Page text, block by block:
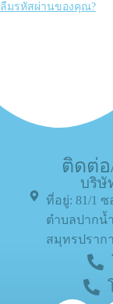
ลืมรหัสผ่านของคุณ?
ติดต่
บริษั
ที่อยู่: 81/1
ตำบลปากน้
สมุทรปราก